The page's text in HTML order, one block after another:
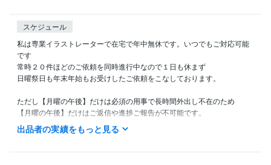
スケジュール
私は専業イラストレーターで在宅で年中無休です。いつでもご対応可能
です
常時２０件ほどのご依頼を同時進行中なので１日も休まず
日曜祭日も年末年始もお受けしたご依頼をこなしております。
ただし【月曜の午後】だけは必須の用事で長時間外出し不在のため
【月曜の午後】だけはご返信や進捗ご報告が不可能です。
また私の生活は体調によって夜型だったり昼型だったり変化し不規則で
出品者の実績をもっと見る